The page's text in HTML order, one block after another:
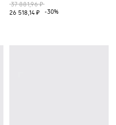
37 881,96 ₽
26 518,14 ₽
-30%